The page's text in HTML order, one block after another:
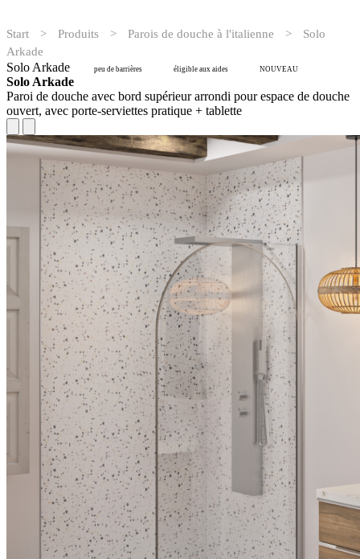
Start > Produits > Parois de douche à l'italienne >
Solo
Arkade
Solo Arkade peu de barrières éligible aux aides NOUVEAU
Solo Arkade
Paroi de douche avec bord supérieur arrondi pour espace de douche
ouvert, avec porte-serviettes pratique + tablette